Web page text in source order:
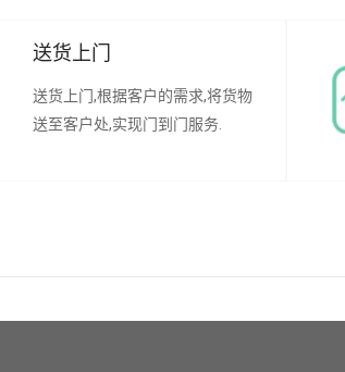
送货上门
送货上门,根据客户的需求,将货物
送至客户处,实现门到门服务.